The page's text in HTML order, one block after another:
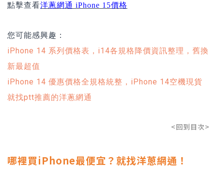
點擊查看洋蔥網通 iPhone 15價格
您可能感興趣：
iPhone 14 系列價格表，i14各規格降價資訊整理，舊換
新最超值
iPhone 14 優惠價格全規格統整，iPhone 14空機現貨
就找ptt推薦的洋蔥網通
<回到目次>
哪裡買iPhone最便宜？就找洋蔥網通！